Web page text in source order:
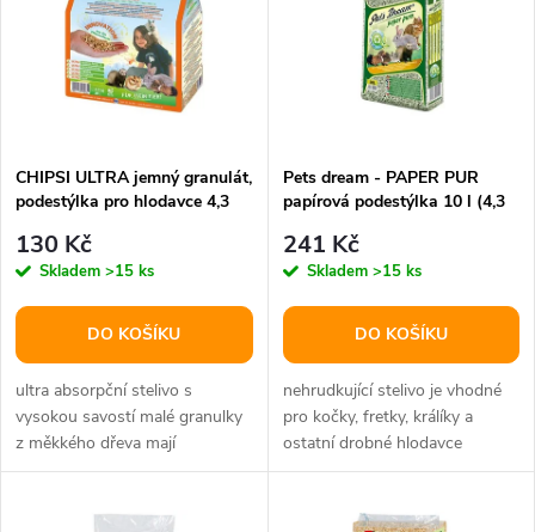
p
r
o
d
u
s
p
r
o
d
u
CHIPSI ULTRA jemný granulát,
podestýlka pro hlodavce 4,3
130 Kč
Skladem >15 ks
DO KOŠÍKU
ultra absorpční stelivo s
vysokou savostí malé granulky
z měkkého dřeva mají
nepravidelný tvar, díky kterému
Pets dream - PAPER PUR
papírová podestýlka 10 l (4,3
241 Kč
Skladem >15 ks
DO KOŠÍKU
nehrudkující stelivo je vhodné
pro kočky, fretky, králíky a
ostatní drobné hlodavce
bezprašné a bez bakterií